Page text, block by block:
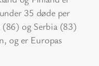
35 døde per
og Serbia (83)
og er Europas